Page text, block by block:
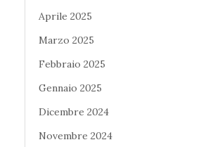
Aprile 2025
Marzo 2025
Febbraio 2025
Gennaio 2025
Dicembre 2024
Novembre 2024